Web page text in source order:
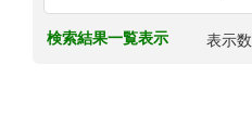
検索結果一覧表示 表示数